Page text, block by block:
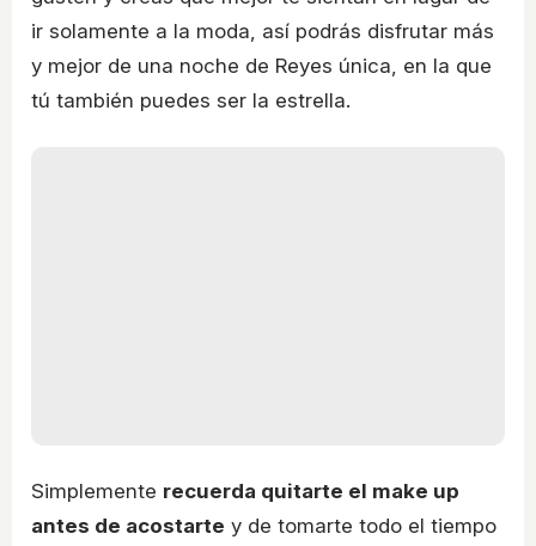
ir solamente a la moda, así podrás disfrutar más
y mejor de una noche de Reyes única, en la que
tú también puedes ser la estrella.
Simplemente recuerda quitarte el make up
antes de acostarte y de tomarte todo el tiempo